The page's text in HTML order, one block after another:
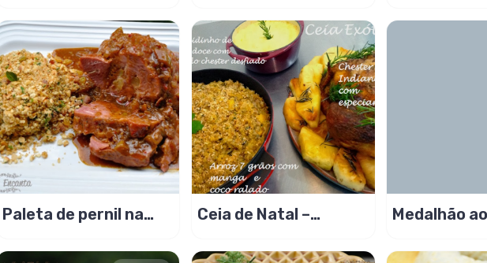
Masterchef!
Paleta de pernil na
verde
Ceia de Natal –
Medalhão